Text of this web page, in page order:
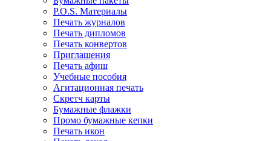
P.O.S. Материалы
Печать журналов
Печать дипломов
Печать конвертов
Приглашения
Печать афиш
Учебные пособия
Агитационная печать
Скретч карты
Бумажные флажки
Промо бумажные кепки
Печать икон